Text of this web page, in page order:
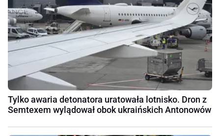
Tylko awaria detonatora uratowała lotnisko. Dron z
Semtexem wylądował obok ukraińskich Antonowów